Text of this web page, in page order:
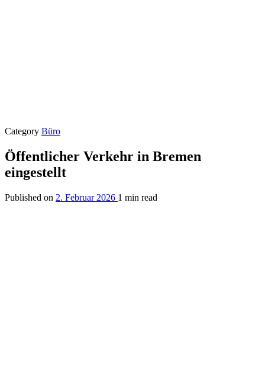
Category Büro
Öffentlicher Verkehr in Bremen
eingestellt
Published on 2. Februar 2026 1 min read